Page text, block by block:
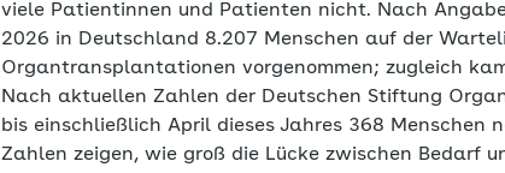
viele Patientinnen und Patienten nicht. Nach
2026 in Deutschland 8.207 Menschen auf der
Organtransplantationen vorgenommen; zugleich
Nach aktuellen Zahlen der Deutschen Stiftung
bis einschließlich April dieses Jahres 368 Menschen
Zahlen zeigen, wie groß die Lücke zwischen Bedarf